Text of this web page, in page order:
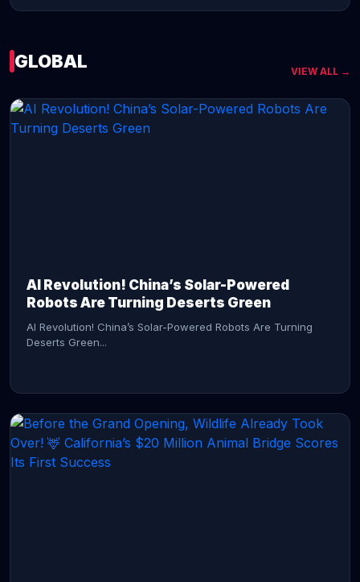
GLOBAL VIEW ALL →
AI Revolution! China’s Solar-Powered
Robots Are Turning Deserts Green
AI Revolution! China’s Solar-Powered Robots Are Turning
Deserts Green...